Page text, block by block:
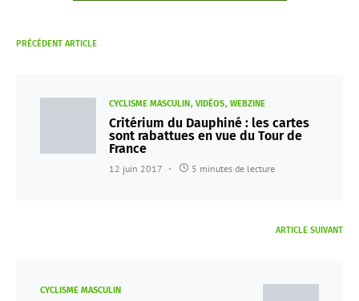
PRÉCÉDENT ARTICLE
CYCLISME MASCULIN VIDÉOS WEBZINE
Critérium du Dauphiné : les cartes
sont rabattues en vue du Tour de
France
12 juin 2017 5 minutes de lecture
ARTICLE SUIVANT
CYCLISME MASCULIN